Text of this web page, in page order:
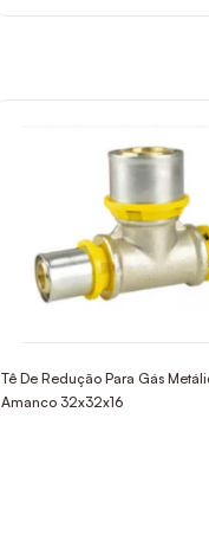
Tê De Redução Para Gás
Amanco 32x32x16